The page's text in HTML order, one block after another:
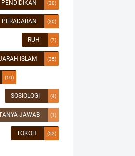
PENDIDIKAN (30)
PERADABAN (30)
RUH (7)
ISLAM (35)
(10)
SOSIOLOGI (4)
JAWAB (1)
TOKOH (52)